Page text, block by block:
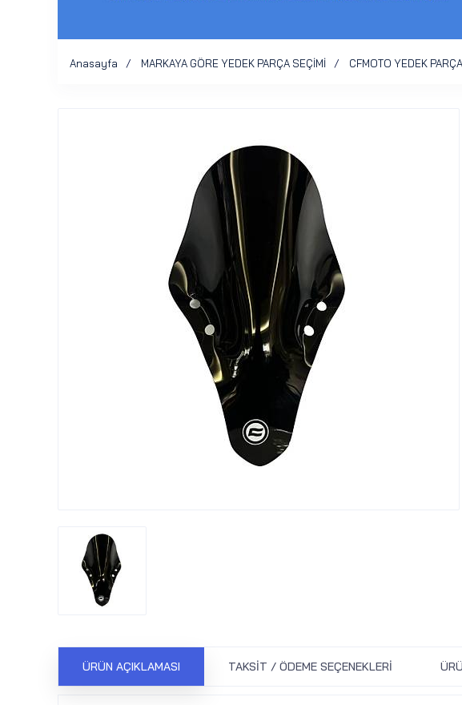
Anasayfa MARKAYA GÖRE YEDEK PARÇA SEÇİMİ CFMOTO YEDEK PARÇA
ÜRÜN AÇIKLAMASI TAKSIT / ÖDEME SEÇENEKLERI